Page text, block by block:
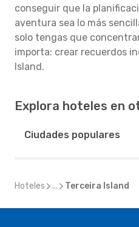
conseguir que la
aventura sea lo más
solo tengas que
importa: crear recuerdos
Island.
Explora hoteles en
Ciudades populares
Hoteles ... Terceira Island